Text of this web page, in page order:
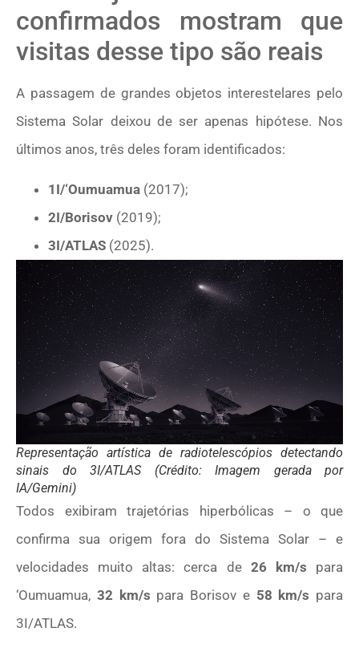
confirmados mostram que
visitas desse tipo são reais
A passagem de grandes objetos interestelares pelo
Sistema Solar deixou de ser apenas hipótese. Nos
últimos anos, três deles foram identificados:
1I/‘Oumuamua (2017);
2I/Borisov (2019);
3I/ATLAS (2025).
Representação artística de radiotelescópios detectando
sinais do 3I/ATLAS (Crédito: Imagem gerada por
IA/Gemini)
Todos exibiram trajetórias hiperbólicas – o que
confirma sua origem fora do Sistema Solar – e
velocidades muito altas: cerca de 26 km/s para
‘Oumuamua, 32 km/s para Borisov e 58 km/s para
3I/ATLAS.